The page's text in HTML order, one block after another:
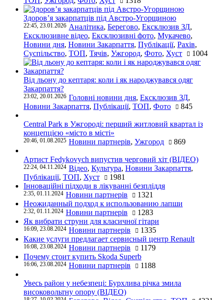
Здоров’я закарпатців під Австро-Угорщиною
22:45, 23.01.2026 Аналітика, Берегово, Ексклюзив ЗД,
Ексклюзивне відео, Ексклюзивні фото, Мукачево,
Новини дня, Новини Закарпаття, Публікації, Рахів,
Суспільство, ТОП, Тячів, Ужгород, Фото, Хуст 1004
Від льону до кептаря: коли і як народжувався одяг
Закарпаття?
23:02, 20.01.2026 Головні новини дня, Ексклюзив ЗД,
Новини Закарпаття, Публікації, ТОП, Фото 845
Central Park в Ужгороді: перший житловий квартал із
концепцією «місто в місті»
20:46, 01.08.2025 Новини партнерів, Ужгород 869
Артист Fedykovych випустив черговий хіт (ВІДЕО)
22:24, 04.11.2024 Відео, Культура, Новини Закарпаття,
Публікації, ТОП, Хуст
1981
Інноваційні підходи в лікуванні безпліддя
2:35, 01.11.2024 Новини партнерів
1321
Неожиданный подход к использованию лапши
2:32, 01.11.2024 Новини партнерів
1283
Як вибрати струни для класичної гітари
16:09, 23.08.2024 Новини партнерів
1335
Какие услуги предлагает сервисный центр Renault
16:08, 23.08.2024 Новини партнерів
1179
Почему стоит купить Skoda Superb
16:06, 23.08.2024 Новини партнерів 1188
Увесь район у небезпеці: Бурхлива річка змила
високовольтну опору (ВІДЕО)